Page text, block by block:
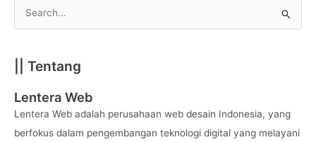
r
c
h
f
|| Tentang
Lentera Web
Lentera Web adalah perusahaan web desain Indonesia, yang
berfokus dalam pengembangan teknologi digital yang melayani